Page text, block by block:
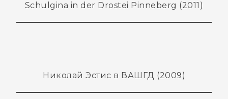
Schulgina in der Drostei Pinneberg (2011)
Николай Эстис в ВАШГД (2009)